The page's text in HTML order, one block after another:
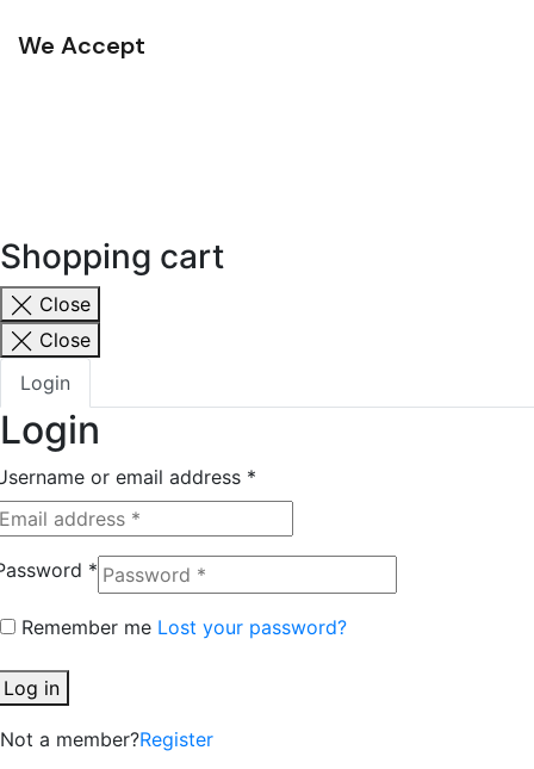
We Accept
Shopping cart
Close
Close
Login
Login
or email address *
*
Remember me Lost your password?
Log in
Not a member?Register